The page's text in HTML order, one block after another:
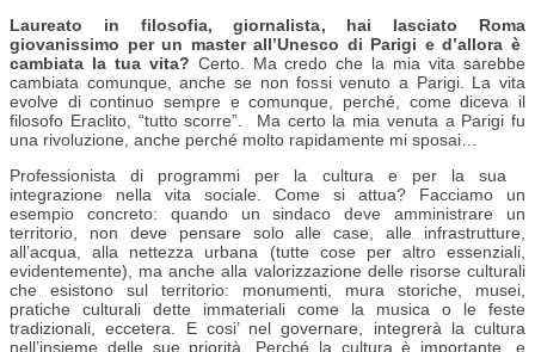
Laureato in filosofia, giornalista, hai lasciato Roma
giovanissimo per un master all’Unesco di Parigi e d’allora è
cambiata la tua vita? Certo. Ma credo che la mia vita sarebbe
cambiata comunque, anche se non fossi venuto a Parigi. La vita
evolve di continuo sempre e comunque, perché, come diceva il
filosofo Eraclito, “tutto scorre”. Ma certo la mia venuta a Parigi fu
una rivoluzione, anche perché molto rapidamente mi sposai…
Professionista di programmi per la cultura e per la sua
integrazione nella vita sociale. Come si attua? Facciamo un
esempio concreto: quando un sindaco deve amministrare un
territorio, non deve pensare solo alle case, alle infrastrutture,
all’acqua, alla nettezza urbana (tutte cose per altro essenziali,
evidentemente), ma anche alla valorizzazione delle risorse culturali
che esistono sul territorio: monumenti, mura storiche, musei,
pratiche culturali dette immateriali come la musica o le feste
tradizionali, eccetera. E cosi’ nel governare, integrerà la cultura
nell’insieme delle sue priorità. Perché la cultura è importante, e